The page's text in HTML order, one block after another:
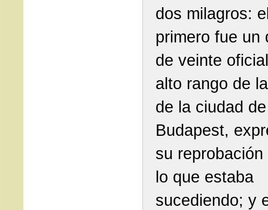
dos milagros:
primero fue un
de veinte
alto rango de
de la ciudad de
Budapest,
su reprobación
lo que estaba
sucediendo; y